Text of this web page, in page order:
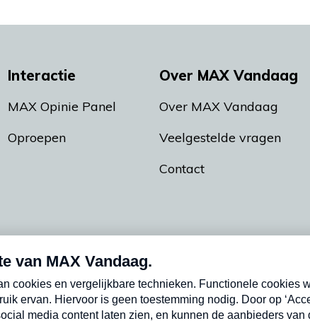
Interactie
MAX Opinie Panel
Oproepen
Over MAX Vandaag
Over MAX Vandaag
Veelgestelde vragen
Contact